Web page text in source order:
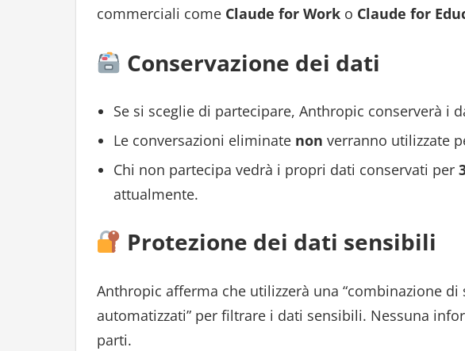
commerciali come Claude for Worko Claude for
Conservazione dei dati
Se si sceglie di partecipare, Anthropic conserverà i
Le conversazioni eliminate non verranno utilizzate
Chi non partecipa vedrà i propri dati conservati per
attualmente.
Protezione dei dati sensibili
Anthropic afferma che utilizzerà una “combinazione
automatizzati” per filtrare i dati sensibili. Nessuna
parti.